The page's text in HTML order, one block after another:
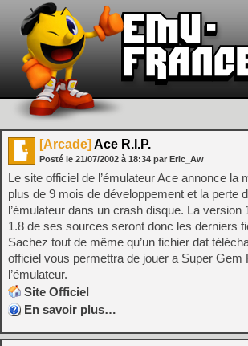
[Arcade] Ace R.I.P.
Posté le 21/07/2002 à 18:34 par Eric_Aw
Le site officiel de l’émulateur Ace annonce la
plus de 9 mois de développement et la perte
l’émulateur dans un crash disque. La version
1.8 de ses sources seront donc les derniers
Sachez tout de même qu’un fichier dat
officiel vous permettra de jouer a Super Gem
l’émulateur.
Site Officiel
En savoir plus…